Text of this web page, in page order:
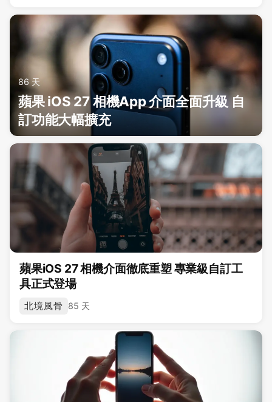
86 天
蘋果 iOS 27 相機App 介面全面升級 自
訂功能大幅擴充
蘋果iOS 27 相機介面徹底重塑 專業級自訂工
具正式登場
北境風骨 85 天